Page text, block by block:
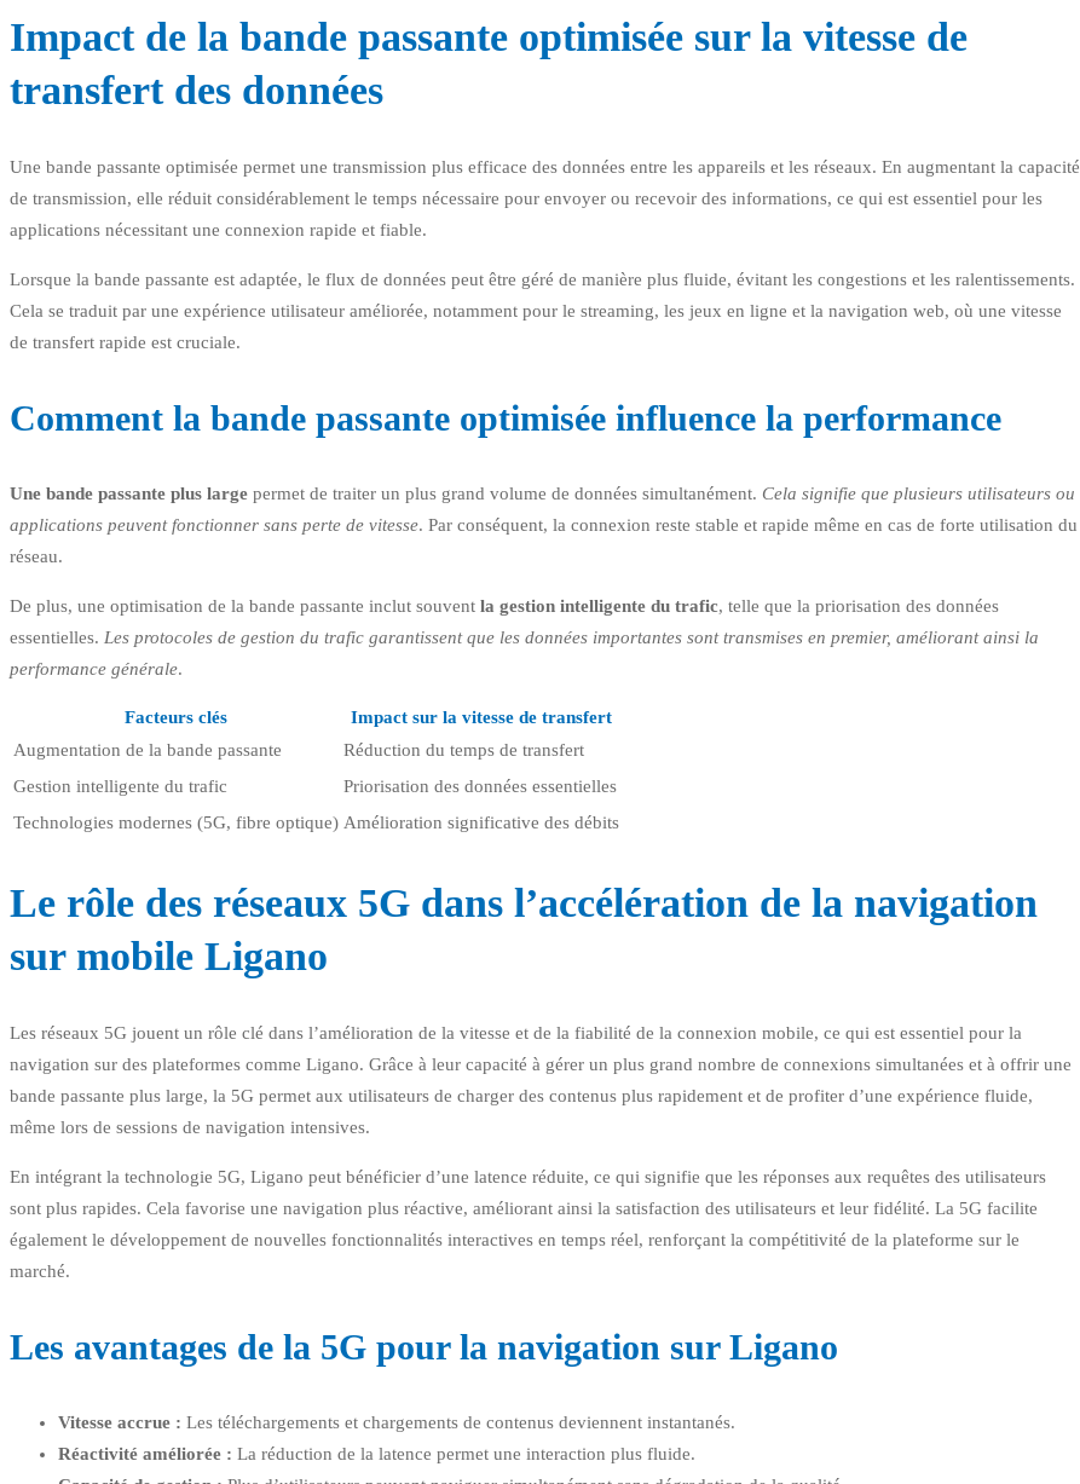
Impact de la bande passante optimisée sur la vitesse de
transfert des données
Une bande passante optimisée permet une transmission plus efficace des données entre les appareils et les réseaux. En augmentant la capacité
de transmission, elle réduit considérablement le temps nécessaire pour envoyer ou recevoir des informations, ce qui est essentiel pour les
applications nécessitant une connexion rapide et fiable.
Lorsque la bande passante est adaptée, le flux de données peut être géré de manière plus fluide, évitant les congestions et les ralentissements.
Cela se traduit par une expérience utilisateur améliorée, notamment pour le streaming, les jeux en ligne et la navigation web, où une vitesse
de transfert rapide est cruciale.
Comment la bande passante optimisée influence la performance
Une bande passante plus large permet de traiter un plus grand volume de données simultanément. Cela signifie que plusieurs utilisateurs ou
applications peuvent fonctionner sans perte de vitesse. Par conséquent, la connexion reste stable et rapide même en cas de forte utilisation du
réseau.
De plus, une optimisation de la bande passante inclut souvent la gestion intelligente du trafic, telle que la priorisation des données
essentielles. Les protocoles de gestion du trafic garantissent que les données importantes sont transmises en premier, améliorant ainsi la
performance générale.
Facteurs clés
Impact sur la vitesse de transfert
Augmentation de la bande passante
Réduction du temps de transfert
Gestion intelligente du trafic
Priorisation des données essentielles
Technologies modernes (5G, fibre optique) Amélioration significative des débits
Le rôle des réseaux 5G dans l’accélération de la navigation
sur mobile Ligano
Les réseaux 5G jouent un rôle clé dans l’amélioration de la vitesse et de la fiabilité de la connexion mobile, ce qui est essentiel pour la
navigation sur des plateformes comme Ligano. Grâce à leur capacité à gérer un plus grand nombre de connexions simultanées et à offrir une
bande passante plus large, la 5G permet aux utilisateurs de charger des contenus plus rapidement et de profiter d’une expérience fluide,
même lors de sessions de navigation intensives.
En intégrant la technologie 5G, Ligano peut bénéficier d’une latence réduite, ce qui signifie que les réponses aux requêtes des utilisateurs
sont plus rapides. Cela favorise une navigation plus réactive, améliorant ainsi la satisfaction des utilisateurs et leur fidélité. La 5G facilite
également le développement de nouvelles fonctionnalités interactives en temps réel, renforçant la compétitivité de la plateforme sur le
marché.
Les avantages de la 5G pour la navigation sur Ligano
Vitesse accrue : Les téléchargements et chargements de contenus deviennent instantanés.
Réactivité améliorée : La réduction de la latence permet une interaction plus fluide.